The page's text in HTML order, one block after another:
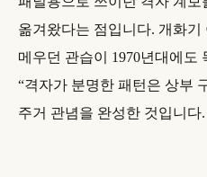
옮겨왔다는 점입니다. 개화
메우던 관습이 1970년대에도
“격자가 분명한 패턴은 상부
주거 관념을 완성한 것입니다.